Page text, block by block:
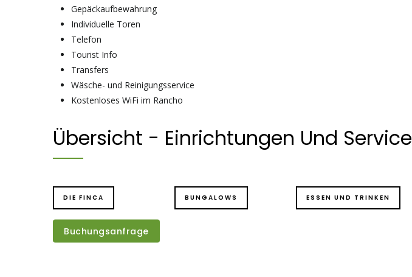
Gepäckaufbewahrung
Individuelle Toren
Telefon
Tourist Info
Transfers
Wäsche- und Reinigungsservice
Kostenloses WiFi im Rancho
Zusätzliche Dienstleistungen
Übersicht - Einrichtungen Und Service
DIE FINCA BUNGALOWS ESSEN UND TRINKEN
Buchungsanfrage